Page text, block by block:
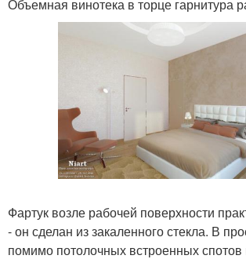
Объемная винотека в торце гарнитура
Фартук возле рабочей поверхности
- он сделан из закаленного стекла. В
помимо потолочных встроенных спотов